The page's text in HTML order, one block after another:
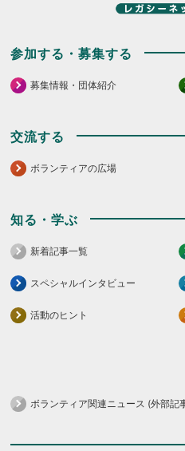
参加する・募集する
募集情報・団体紹介
交流する
ボランティアの広場
知る・学ぶ
新着記事一覧
スペシャルインタビュー
活動のヒント
ボランティア関連ニュース (外部記